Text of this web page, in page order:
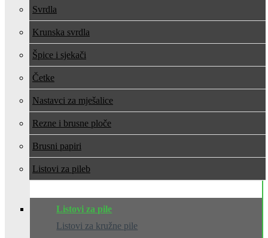
Svrdla
Krunska svrdla
Špice i sjekači
Četke
Nastavci za mješalice
Rezne i brusne ploče
Brusni papiri
Listovi za pile
Listovi za pile
Listovi za kružne pile